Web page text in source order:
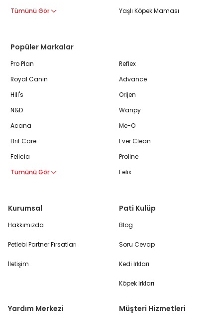
Tümünü Gör
Yaşlı Köpek Maması
Popüler Markalar
Pro Plan
Royal Canin
Hill's
N&D
Acana
Brit Care
Felicia
Tümünü Gör
Reflex
Advance
Orijen
Wanpy
Me-O
Ever Clean
Proline
Felix
Kurumsal
Hakkımızda
Petlebi Partner Fırsatları
İletişim
Pati Kulüp
Blog
Soru Cevap
Kedi Irkları
Köpek Irkları
Yardım Merkezi Müşteri Hizmetleri